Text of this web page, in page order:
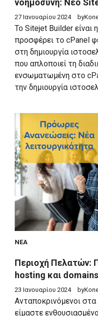
27 Ιανουαρίου 2024 by
Το Sitejet Builder είναι
προσφέρει το cPanel
στη δημιουργία
που απλοποιεί τη
ενσωματωμένη στο
την δημιουργία
ΝΈΑ
Περιοχή Πελατών:
hosting και domains
23 Ιανουαρίου 2024 by
Ανταποκρινόμενοι
είμαστε